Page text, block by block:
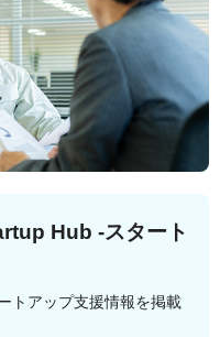
Hub -スタート
トアップ支援情報を掲載